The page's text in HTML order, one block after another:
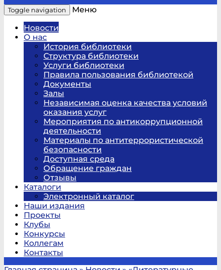
Toggle navigation
Меню
Новости
О нас
История библиотеки
Структура библиотеки
Услуги библиотеки
Правила пользования библиотекой
Документы
Залы
Независимая оценка качества условий
оказания услуг
Мероприятия по антикоррупционной
деятельности
Материалы по антитеррористической
безопасности
Доступная среда
Обращение граждан
Отзывы
Каталоги
Электронный каталог
Наши издания
Проекты
Клубы
Конкурсы
Коллегам
Контакты